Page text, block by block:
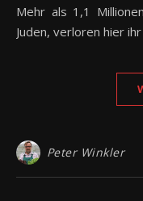
Mehr als 1,1
Juden, verloren hier
Peter Winkler